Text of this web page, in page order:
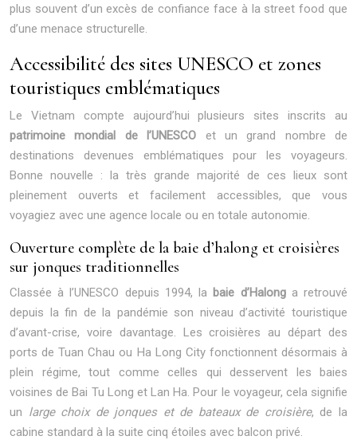
plus souvent d’un excès de confiance face à la street food que
d’une menace structurelle.
Accessibilité des sites UNESCO et zones
touristiques emblématiques
Le Vietnam compte aujourd’hui plusieurs sites inscrits au
patrimoine mondial de l’UNESCO et un grand nombre de
destinations devenues emblématiques pour les voyageurs.
Bonne nouvelle : la très grande majorité de ces lieux sont
pleinement ouverts et facilement accessibles, que vous
voyagiez avec une agence locale ou en totale autonomie.
Ouverture complète de la baie d’halong et croisières
sur jonques traditionnelles
Classée à l’UNESCO depuis 1994, la baie d’Halonga retrouvé
depuis la fin de la pandémie son niveau d’activité touristique
d’avant-crise, voire davantage. Les croisières au départ des
ports de Tuan Chau ou Ha Long City fonctionnent désormais à
plein régime, tout comme celles qui desservent les baies
voisines de Bai Tu Long et Lan Ha. Pour le voyageur, cela signifie
un large choix de jonques et de bateaux de croisière, de la
cabine standard à la suite cinq étoiles avec balcon privé.